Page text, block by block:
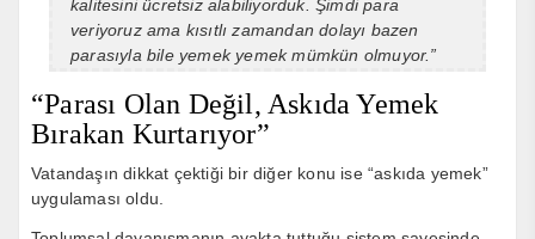
kalitesini ücretsiz alabiliyorduk. Şimdi para
veriyoruz ama kısıtlı zamandan dolayı bazen
parasıyla bile yemek yemek mümkün olmuyor.”
“Parası Olan Değil, Askıda Yemek
Bırakan Kurtarıyor”
Vatandaşın dikkat çektiği bir diğer konu ise “askıda yemek”
uygulaması oldu.